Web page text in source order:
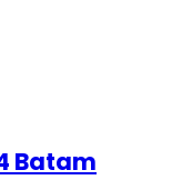
Batam